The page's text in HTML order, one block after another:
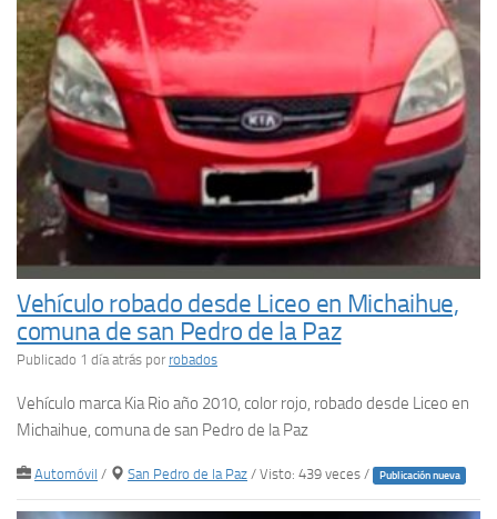
Vehículo robado desde Liceo en Michaihue,
comuna de san Pedro de la Paz
Publicado 1 día atrás por robados
Vehículo marca Kia Rio año 2010, color rojo, robado desde Liceo en
Michaihue, comuna de san Pedro de la Paz
Automóvil / San Pedro de la Paz / Visto: 439 veces / Publicación nueva